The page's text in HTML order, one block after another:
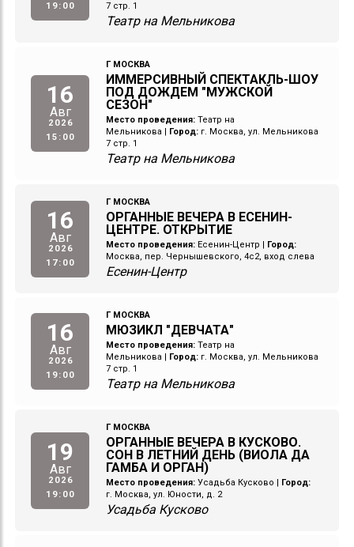
19:00 7 стр. 1
Театр на Мельникова
16
Авг
2026
15:00
Г МОСКВА
ИММЕРСИВНЫЙ СПЕКТАКЛЬ-ШОУ
ПОД ДОЖДЕМ "МУЖСКОЙ
СЕЗОН"
Место проведения: Театр на
Мельникова
Город: г. Москва, ул. Мельникова
7 стр. 1
Театр на Мельникова
16
Авг
2026
17:00
Г МОСКВА
ОРГАННЫЕ ВЕЧЕРА В ЕСЕНИН-
ЦЕНТРЕ. ОТКРЫТИЕ
Место проведения: Есенин-Центр
Город:
Москва, пер. Чернышевского, 4с2, вход слева
Есенин-Центр
16
Авг
2026
19:00
Г МОСКВА
МЮЗИКЛ "ДЕВЧАТА"
Место проведения: Театр на
Мельникова
Город: г. Москва, ул. Мельникова
7 стр. 1
Театр на Мельникова
19
Авг
2026
19:00
Г МОСКВА
ОРГАННЫЕ ВЕЧЕРА В КУСКОВО.
СОН В ЛЕТНИЙ ДЕНЬ (ВИОЛА ДА
ГАМБА И ОРГАН)
Место проведения: Усадьба Кусково
Город:
г. Москва, ул. Юности, д. 2
Усадьба Кусково